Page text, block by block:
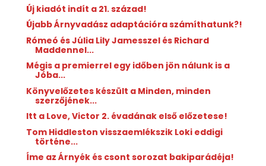
Új kiadót indít a 21. század!
Újabb Árnyvadász adaptációra számíthatunk?!
Rómeó és Júlia Lily Jamesszel és Richard
Maddennel...
Mégis a premierrel egy időben jön nálunk is a
Jóba...
Könyvelőzetes készült a Minden, minden
szerzőjének...
Itt a Love, Victor 2. évadának első előzetese!
Tom Hiddleston visszaemlékszik Loki eddigi
történe...
Íme az Árnyék és csont sorozat bakiparádéja!